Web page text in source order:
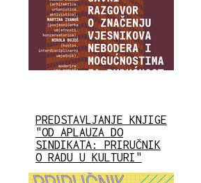
PREDSTAVLJANJE KNJIGE
"OD APLAUZA DO
SINDIKATA: PRIRUČNIK
O RADU U KULTURI"